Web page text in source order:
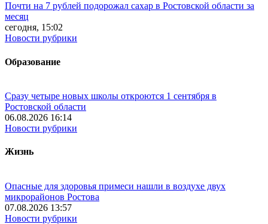
Почти на 7 рублей подорожал сахар в Ростовской области за
месяц
сегодня, 15:02
Новости рубрики
Образование
Сразу четыре новых школы откроются 1 сентября в
Ростовской области
06.08.2026 16:14
Новости рубрики
Жизнь
Опасные для здоровья примеси нашли в воздухе двух
микрорайонов Ростова
07.08.2026 13:57
Новости рубрики